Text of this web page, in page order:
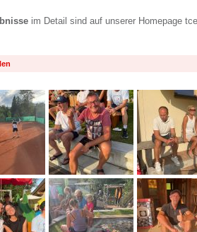
im Detail sind auf unserer Homepage